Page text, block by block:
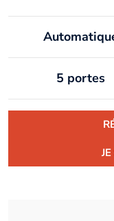
5 portes